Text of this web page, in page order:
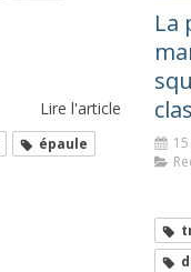
Lire l'article
épaule
La